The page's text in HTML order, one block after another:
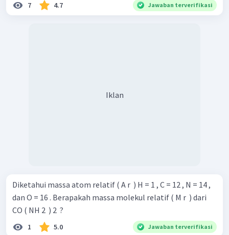
7 4.7 Jawaban terverifikasi
Iklan
Diketahui massa atom relatif ( A r ​ ) H = 1 , C = 12 , N = 14 ,
dan O = 16 . Berapakah massa molekul relatif ( M r ​ ) dari
CO ( NH 2 ​ ) 2 ​ ?
1 5.0 Jawaban terverifikasi